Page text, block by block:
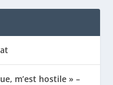
m’est hostile » –